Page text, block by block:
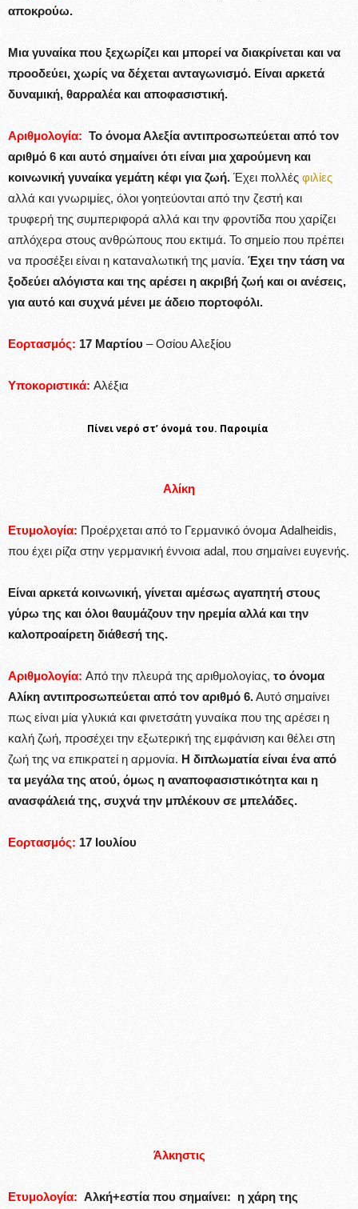
αποκρούω.
Μια γυναίκα που ξεχωρίζει και μπορεί να διακρίνεται και να
προοδεύει, χωρίς να δέχεται ανταγωνισμό. Είναι αρκετά
δυναμική, θαρραλέα και αποφασιστική.
Αριθμολογία: Το όνομα Αλεξία αντιπροσωπεύεται από τον
αριθμό 6 και αυτό σημαίνει ότι είναι μια χαρούμενη και
κοινωνική γυναίκα γεμάτη κέφι για ζωή. Έχει πολλές φιλίες
αλλά και γνωριμίες, όλοι γοητεύονται από την ζεστή και
τρυφερή της συμπεριφορά αλλά και την φροντίδα που χαρίζει
απλόχερα στους ανθρώπους που εκτιμά. Το σημείο που πρέπει
να προσέξει είναι η καταναλωτική της μανία. Έχει την τάση να
ξοδεύει αλόγιστα και της αρέσει η ακριβή ζωή και οι ανέσεις,
για αυτό και συχνά μένει με άδειο πορτοφόλι.
Εορτασμός: 17 Μαρτίου – Οσίου Αλεξίου
Υποκοριστικά: Αλέξια
Πίνει νερό στ’ όνομά του. Παροιμία
Αλίκη
Ετυμολογία: Προέρχεται από το Γερμανικό όνομα Adalheidis,
που έχει ρίζα στην γερμανική έννοια adal, που σημαίνει ευγενής.
Είναι αρκετά κοινωνική, γίνεται αμέσως αγαπητή στους
γύρω της και όλοι θαυμάζουν την ηρεμία αλλά και την
καλοπροαίρετη διάθεσή της.
Αριθμολογία: Από την πλευρά της αριθμολογίας, το όνομα
Αλίκη αντιπροσωπεύεται από τον αριθμό 6.Αυτό σημαίνει
πως είναι μία γλυκιά και φινετσάτη γυναίκα που της αρέσει η
καλή ζωή, προσέχει την εξωτερική της εμφάνιση και θέλει στη
ζωή της να επικρατεί η αρμονία. Η διπλωματία είναι ένα από
τα μεγάλα της ατού, όμως η αναποφασιστικότητα και η
ανασφάλειά της, συχνά την μπλέκουν σε μπελάδες.
Εορτασμός: 17 Ιουλίου
Άλκηστις
Ετυμολογία: Αλκή+εστία που σημαίνει: η χάρη της